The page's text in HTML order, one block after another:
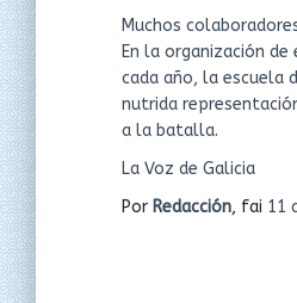
Muchos
En la organización
cada año, la escuela
nutrida
a la batalla.
La Voz de Galicia
Por Redacción, fai 11